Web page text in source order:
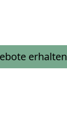
erhalten